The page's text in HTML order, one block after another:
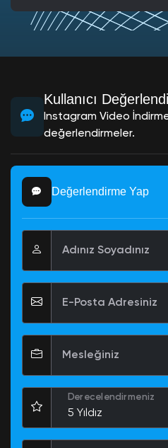
Kullanıcı
Instagram Video
değerlendirmeler.
Değerlendirme Yap
Adınız Soyadınız
E-Posta Adresiniz
Mesleğiniz
Derecelendirmeniz